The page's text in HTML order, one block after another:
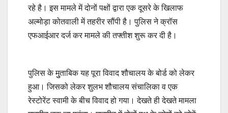
रहे है। इस मामले में दोनों पक्षों द्वारा एक दूसरे के खिलाफ
अल्मोड़ा कोतवाली में तहरीर सौंपी है। पुलिस ने क्रॉस
एफआईआर दर्ज कर मामले की तफ्तीश शुरू कर दी है।
पुलिस के मुुताबिक यह पूरा विवाद शौचालय के बोर्ड को लेकर
हुआ। जिसको लेकर शुलभ शौचालय संचालिका व एक
रेस्टोरेंट स्वामी के बीच विवाद हो गया। देखते ही देखते मामला